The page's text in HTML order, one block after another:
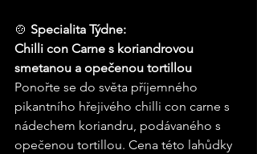
🍲 Specialita Týdne:
Chilli con Carne s koriandrovou
smetanou a opečenou tortillou
Ponořte se do světa příjemného
pikantního hřejivého chilli con carne s
nádechem koriandru, podávaného s
opečenou tortillou. Cena této lahůdky